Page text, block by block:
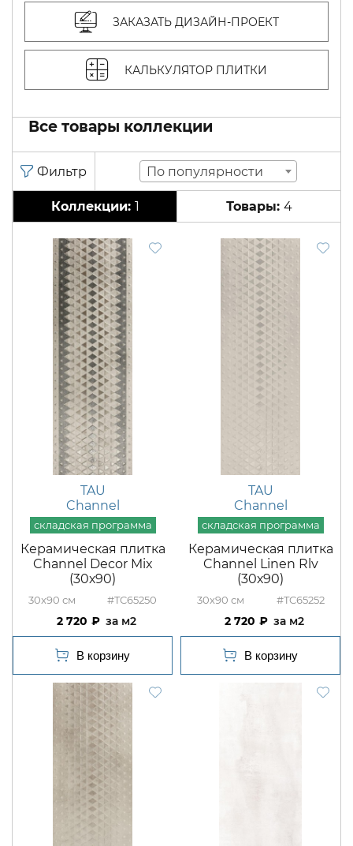
ЗАКАЗАТЬ ДИЗАЙН-ПРОЕКТ
КАЛЬКУЛЯТОР ПЛИТКИ
Все товары коллекции
По популярности
1 4
TAU
Channel
Керамическая плитка
Channel Decor Mix
(30х90)
30x90 #TC65250
2 720 м2
TAU
Channel
Керамическая плитка
Channel Linen Rlv
(30х90)
30x90 #TC65252
2 720 м2